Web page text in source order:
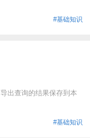
#基础知识
出查询的结果保存到本
#基础知识